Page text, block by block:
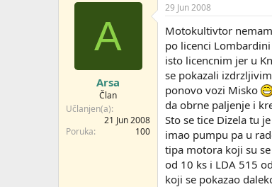
A
Arsa
Član
Učlanjen(a)
21 Jun 2008
Poruka
100
29 Jun 2008
Motokultivtor
po licenci
isto licencnim jer u
se pokazali
ponovo vozi Misko
da obrne paljenje i
Sto se tice Dizela tu
imao pumpu pa u
tipa motora koji su
od 10 ks i LDA 515
koji se pokazao